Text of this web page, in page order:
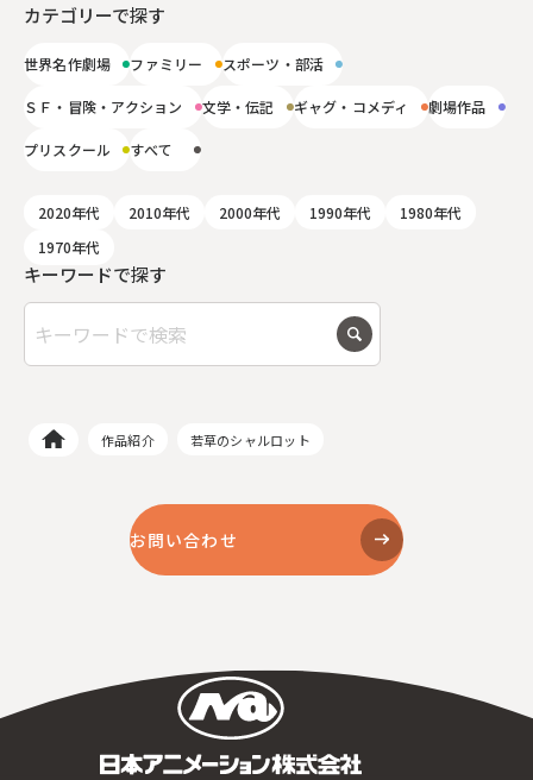
キーワードで探す
カテゴリーで探す
世界名作劇場 ファミリー スポーツ・部活
ＳＦ・冒険・アクション 文学・伝記 ギャグ・コメディ 劇場作品
プリスクール すべて
2020年代 2010年代 2000年代 1990年代
1980年代
1970年代
作品紹介 若草のシャルロット
お問い合わせ